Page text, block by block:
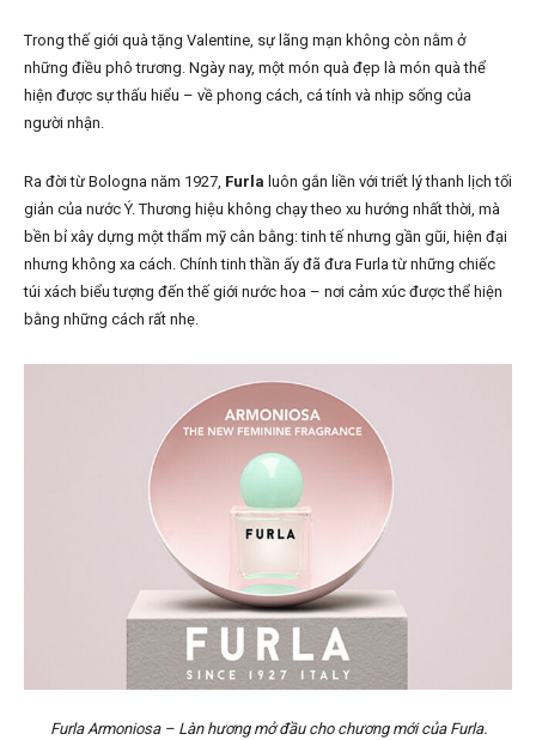
Trong thế giới quà tặng Valentine, sự lãng mạn không còn nằm ở
những điều phô trương. Ngày nay, một món quà đẹp là món quà thể
hiện được sự thấu hiểu – về phong cách, cá tính và nhịp sống của
người nhận.
Ra đời từ Bologna năm 1927, Furla luôn gắn liền với triết lý thanh lịch tối
giản của nước Ý. Thương hiệu không chạy theo xu hướng nhất thời, mà
bền bỉ xây dựng một thẩm mỹ cân bằng: tinh tế nhưng gần gũi, hiện đại
nhưng không xa cách. Chính tinh thần ấy đã đưa Furla từ những chiếc
túi xách biểu tượng đến thế giới nước hoa – nơi cảm xúc được thể hiện
bằng những cách rất nhẹ.
Furla Armoniosa – Làn hương mở đầu cho chương mới của Furla.